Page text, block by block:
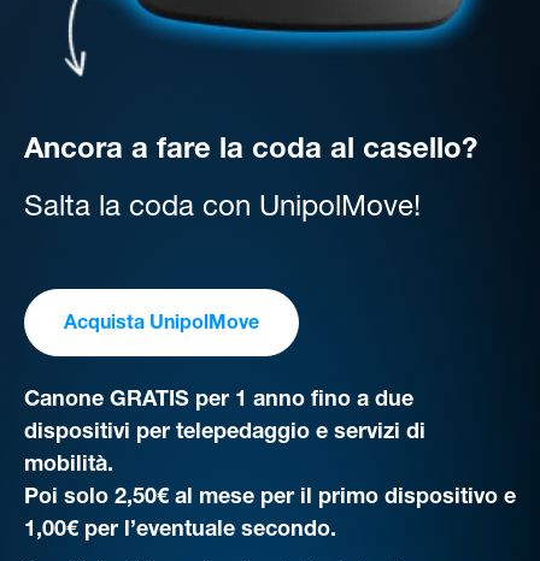
Ancora a fare la coda al casello?
Salta la coda con UnipolMove!
Acquista UnipolMove
Canone GRATIS per 1 anno fino a due
dispositivi per telepedaggio e servizi di
mobilità.
Poi solo 2,50€ al mese per il primo dispositivo e
1,00€ per l’eventuale secondo.